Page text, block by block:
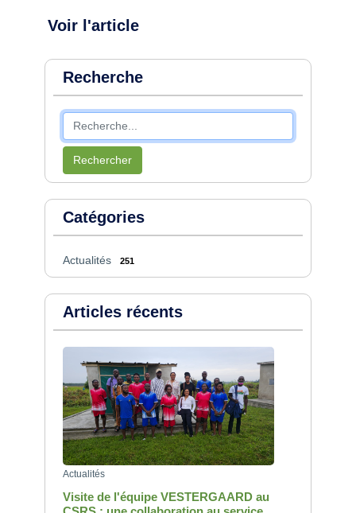
Voir l'article
Recherche
Rechercher
Catégories
Actualités 251
Articles récents
Actualités
Visite de l'équipe VESTERGAARD au